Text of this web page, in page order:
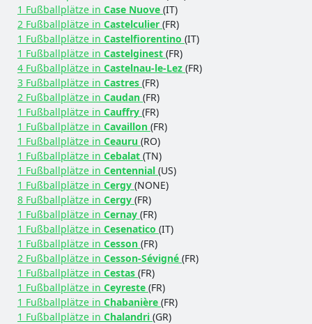
1 Fußballplätze in Case Nuove (IT)
2 Fußballplätze in Castelculier (FR)
1 Fußballplätze in Castelfiorentino (IT)
1 Fußballplätze in Castelginest (FR)
4 Fußballplätze in Castelnau-le-Lez (FR)
3 Fußballplätze in Castres (FR)
2 Fußballplätze in Caudan (FR)
1 Fußballplätze in Cauffry (FR)
1 Fußballplätze in Cavaillon (FR)
1 Fußballplätze in Ceauru (RO)
1 Fußballplätze in Cebalat (TN)
1 Fußballplätze in Centennial (US)
1 Fußballplätze in Cergy (NONE)
8 Fußballplätze in Cergy (FR)
1 Fußballplätze in Cernay (FR)
1 Fußballplätze in Cesenatico (IT)
1 Fußballplätze in Cesson (FR)
2 Fußballplätze in Cesson-Sévigné (FR)
1 Fußballplätze in Cestas (FR)
1 Fußballplätze in Ceyreste (FR)
1 Fußballplätze in Chabanière (FR)
1 Fußballplätze in Chalandri (GR)